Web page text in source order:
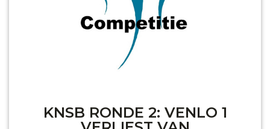
KNSB RONDE 2: VENLO 1